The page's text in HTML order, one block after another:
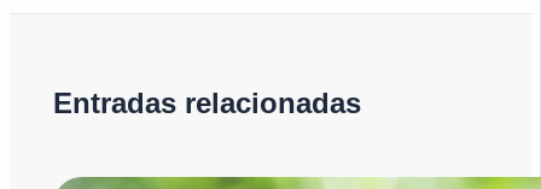
Entradas relacionadas